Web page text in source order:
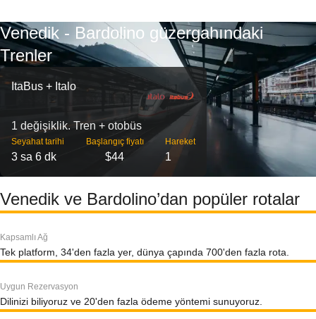
Venedik - Bardolino güzergahındaki
Trenler
ItaBus + Italo
1 değişiklik. Tren + otobüs
Seyahat tarihi
3 sa 6 dk
Başlangıç ​​fiyatı
$44
Hareket
1
Venedik ve Bardolino’dan popüler rotalar
Kapsamlı Ağ
Tek platform, 34'den fazla yer, dünya çapında 700'den fazla rota.
Uygun Rezervasyon
Dilinizi biliyoruz ve 20'den fazla ödeme yöntemi sunuyoruz.